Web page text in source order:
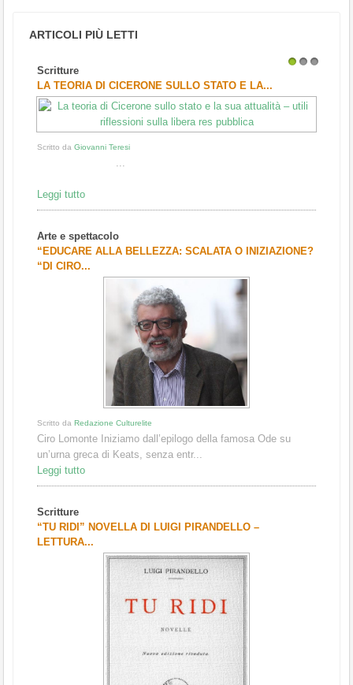
ARTICOLI PIÙ LETTI
Scritture
LA TEORIA DI CICERONE SULLO STATO E LA...
Scritto da Giovanni Teresi
...
Leggi tutto
Arte e spettacolo
“EDUCARE ALLA BELLEZZA: SCALATA O INIZIAZIONE?
“DI CIRO...
Scritto da Redazione Culturelite
Ciro Lomonte Iniziamo dall’epilogo della famosa Ode su
un’urna greca di Keats, senza entr...
Leggi tutto
Scritture
“TU RIDI” NOVELLA DI LUIGI PIRANDELLO –
LETTURA...